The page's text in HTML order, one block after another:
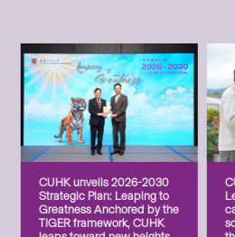
CUHK unveils 2026-2030
Strategic Plan: Leaping to
Greatness Anchored by the
TIGER framework, CUHK